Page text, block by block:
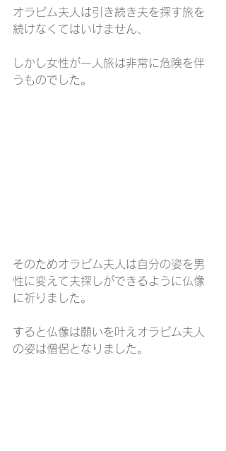
オラピム夫人は引き続き夫を探す旅を
続けなくてはいけません、
しかし女性が一人旅は非常に危険を伴
うものでした。
そのためオラピム夫人は自分の姿を男
性に変えて夫探しができるように仏像
に祈りました。
すると仏像は願いを叶えオラピム夫人
の姿は僧侶となりました。